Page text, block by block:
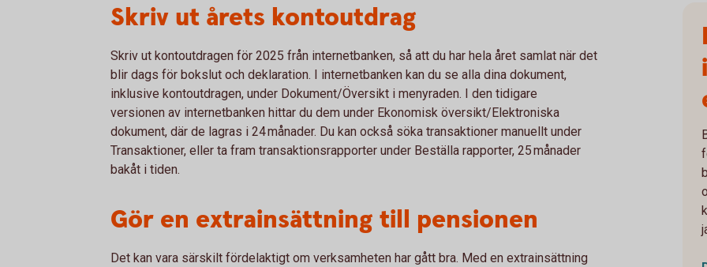
Skriv ut årets kontoutdrag
Skriv ut kontoutdragen för 2025 från internetbanken, så att du har hela året samlat när det
blir dags för bokslut och deklaration. I internetbanken kan du se alla dina dokument,
inklusive kontoutdragen, under Dokument/Översikt i menyraden. I den tidigare
versionen av internetbanken hittar du dem under Ekonomisk översikt/Elektroniska
dokument, där de lagras i 24 månader. Du kan också söka transaktioner manuellt under
Transaktioner, eller ta fram transaktionsrapporter under Beställa rapporter, 25 månader
bakåt i tiden.
Gör en extrainsättning till pensionen
Det kan vara särskilt fördelaktigt om verksamheten har gått bra. Med en extrainsättning